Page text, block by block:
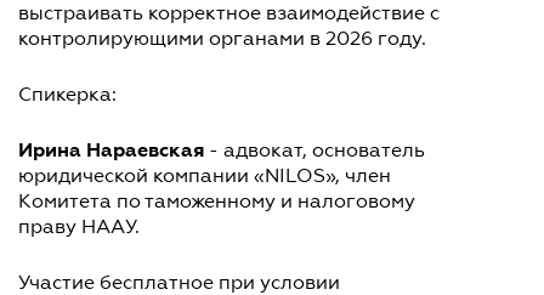
выстраивать корректное взаимодействие с
контролирующими органами в 2026 году.
Спикерка:
Ирина Нараевская - адвокат, основатель
юридической компании «NILOS», член
Комитета по таможенному и налоговому
праву НААУ.
Участие бесплатное при условии